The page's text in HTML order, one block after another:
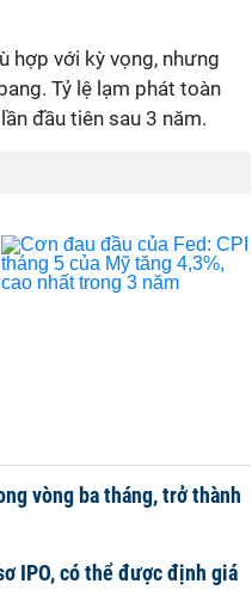
hợp với kỳ vọng, nhưng
Tỷ lệ lạm phát toàn
đầu tiên sau 3 năm.
vòng ba tháng, trở thành
IPO, có thể được định giá